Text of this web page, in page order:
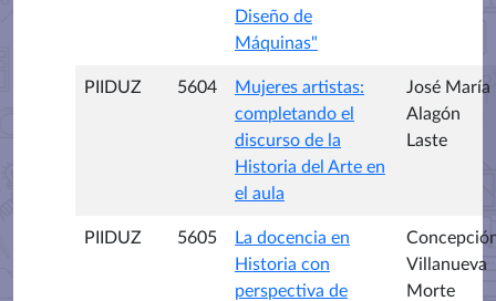
Diseño de
Máquinas"
PIIDUZ 5604
Mujeres artistas:
completando el
discurso de la
Historia del Arte en
el aula
José María
Alagón
Laste
PIIDUZ 5605
La docencia en
Historia con
perspectiva de
Villanueva
Morte